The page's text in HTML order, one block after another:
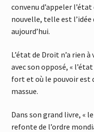
convenu d’appeler
nouvelle, telle est l’idée
aujourd’hui.
L’état de Droit n’a rien
avec son opposé, «
fort et où le pouvoir est
massue.
Dans son grand livre, «
refonte de l’ordre